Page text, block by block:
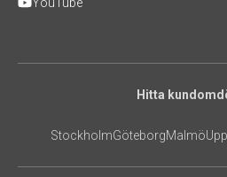
YouTube
Hitta
StockholmGöteborgMalmö